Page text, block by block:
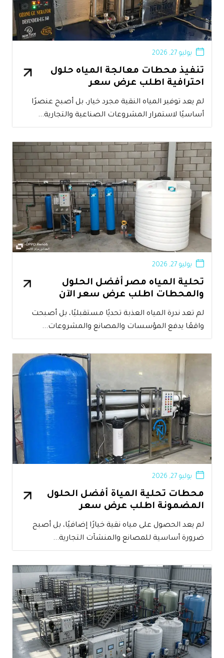
تنفيذ محطات معالجة المياه حلول
احترافية اطلب عرض سعر
يوليو 27, 2026
لم يعد توفير المياه النقية مجرد خيار، بل أصبح عنصرًا
أساسيًا لاستمرار المشروعات الصناعية والتجارية...
تحلية المياه مصر أفضل الحلول
والمحطات اطلب عرض سعر الآن
يوليو 27, 2026
لم تعد ندرة المياه العذبة تحديًا مستقبليًا، بل أصبحت
واقعًا يدفع المؤسسات والمصانع والمشروعات...
محطات تحلية المياة أفضل الحلول
المضمونة اطلب عرض سعر
يوليو 27, 2026
لم يعد الحصول على مياه نقية خيارًا إضافيًا، بل أصبح
ضرورة أساسية للمصانع والمنشآت التجارية...